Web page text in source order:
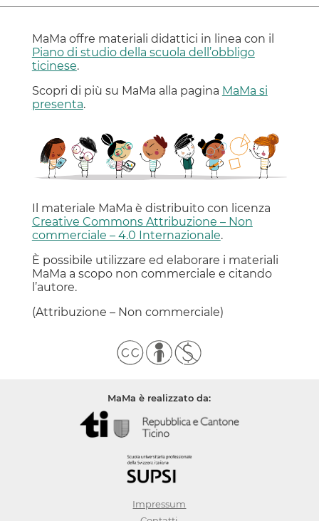
MaMa offre materiali didattici in linea con il
Piano di studio della scuola dell’obbligo
ticinese.
Scopri di più su MaMa alla pagina MaMa si
presenta.
Il materiale MaMa è distribuito con licenza
Creative Commons Attribuzione – Non
commerciale – 4.0 Internazionale.
È possibile utilizzare ed elaborare i materiali
MaMa a scopo non commerciale e citando
l’autore.
(Attribuzione – Non commerciale)
MaMa è realizzato da:
Impressum